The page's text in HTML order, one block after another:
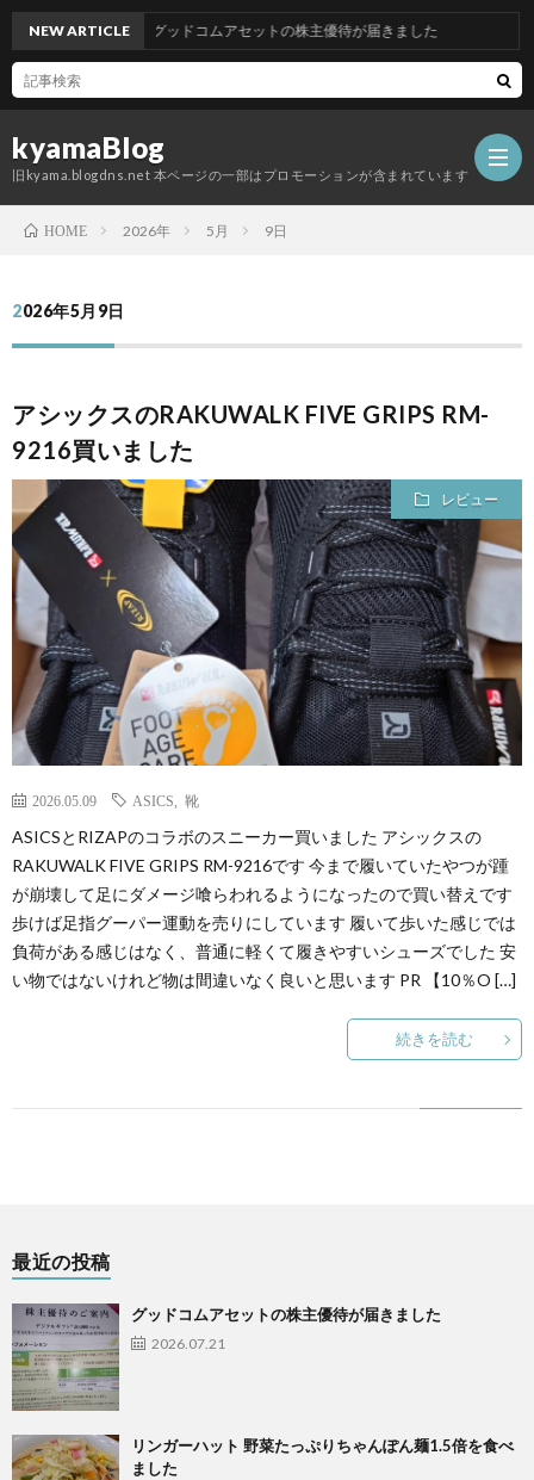
kyamaBlog
旧kyama.blogdns.net 本ページの一部はプロモーションが含まれています
NEW ARTICLE グッドコムアセットの株主優待が届きました
HOME 2026年 5月 9日
2026年5月9日
アシックスのRAKUWALK FIVE GRIPS RM-
9216買いました
レビュー
2026.05.09 ASICS 靴
ASICSとRIZAPのコラボのスニーカー買いました アシックスの
RAKUWALK FIVE GRIPS RM-9216です 今まで履いていたやつが踵
が崩壊して足にダメージ喰らわれるようになったので買い替えです
歩けば足指グーパー運動を売りにしています 履いて歩いた感じでは
負荷がある感じはなく、普通に軽くて履きやすいシューズでした 安
い物ではないけれど物は間違いなく良いと思います PR 【10％O […]
続きを読む
最近の投稿
グッドコムアセットの株主優待が届きました
2026.07.21
リンガーハット 野菜たっぷりちゃんぽん麺1.5倍を食べ
ました